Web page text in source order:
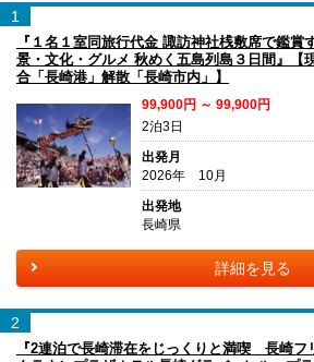
1
『１名１室同旅行代金 諏訪神社桟敷席で鑑賞
景・文化・グルメ 秋めく五島列島３日間』【
合「長崎港」解散「長崎市内」】
99,900円 ～ 99,900円
2泊3日
出発月
2026年 10月
出発地
長崎県
詳細を見る
2
『2連泊で長崎滞在をじっくりと満喫 長崎フ